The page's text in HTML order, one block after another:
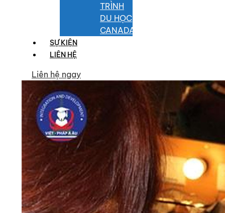
TRÌNH
DU HỌC
CANADA
SỰ KIỆN
LIÊN HỆ
Liên hệ ngay